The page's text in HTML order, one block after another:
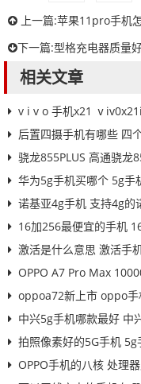
上一篇:苹果11pro手机
下一篇:型格充电器质量
相关文章
v i v o 手机x21
后置四摄手机有哪些 四
骁龙855PLUS 高通骁龙
华为5g手机买哪个 5g手
诺基亚4g手机 支持4g的
16加256最便宜的手机
激活是什么意思 激活手
OPPO A7 Pro Max
oppoa72新上市 oppo手
中兴5g手机哪款最好 中
拍照像素好的5G手机 5g
OPPO手机的八核 处理